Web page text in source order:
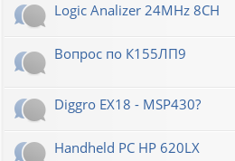
Logic Analizer 24MHz 8CH
Вопрос по К155ЛП9
Diggro EX18 - MSP430?
Handheld PC HP 620LX